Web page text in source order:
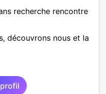
recherche rencontre
découvrons nous et la